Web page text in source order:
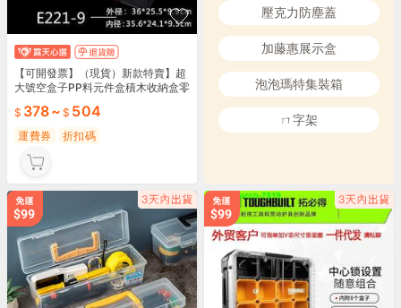
【可開發票】（現貨）新款特賣】超
大號空盒子PP料元件盒積木收納盒零
378~ 504
運費券 折扣碼
壓克力防塵蓋
加藤惠展示盒
泡泡瑪特集裝箱
ㄇ字架